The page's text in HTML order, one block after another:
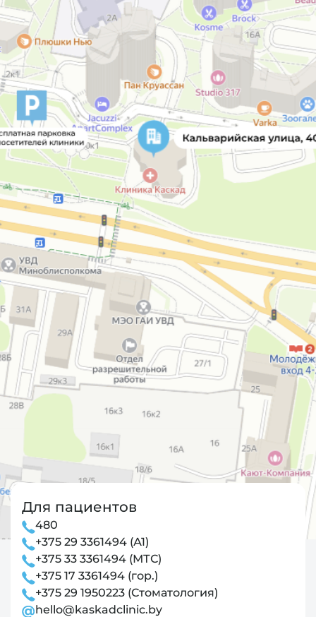
Для пациентов
480
+375 29 3361494 (А1)
+375 33 3361494 (МТС)
+375 17 3361494 (гор.)
+375 29 1950223 (Стоматология)
hello@kaskadclinic.by